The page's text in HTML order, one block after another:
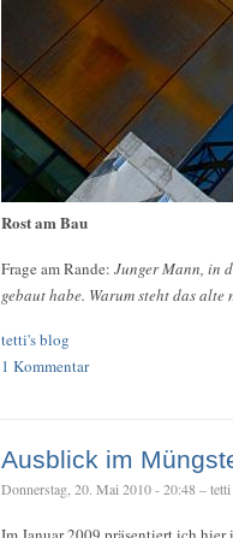
Rost am Bau
Frage am Rande: Junger Mann, in
gebaut habe. Warum steht das alte
tetti's blog
1 Kommentar
Ausblick im
Donnerstag, 20. Mai 2010 - 20:48 – tetti